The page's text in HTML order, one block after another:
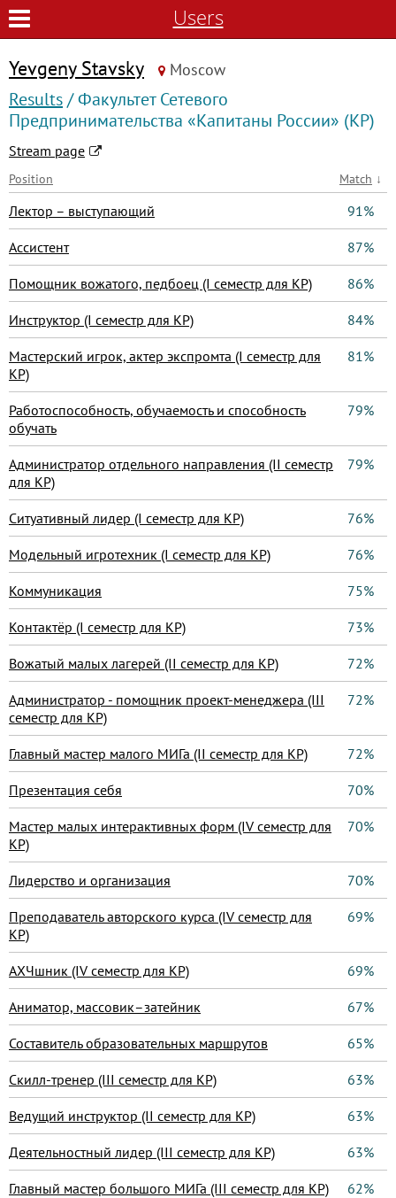
Users
Yevgeny Stavsky Moscow
Results/ Факультет Сетевого
Предпринимательства «Капитаны России» (КР)
Stream page
Position Match ↓
Лектор – выступающий 91%
Ассистент 87%
Помощник вожатого, педбоец (I семестр для КР) 86%
Инструктор (I семестр для КР) 84%
Мастерский игрок, актер экспромта (I семестр для
КР)
81%
Работоспособность, обучаемость и способность
обучать
79%
Администратор отдельного направления (II семестр
для КР)
79%
Ситуативный лидер (I семестр для КР) 76%
Модельный игротехник (I семестр для КР) 76%
Коммуникация 75%
Контактёр (I семестр для КР) 73%
Вожатый малых лагерей (II семестр для КР) 72%
Администратор - помощник проект-менеджера (III
семестр для КР)
72%
Главный мастер малого МИГа (II семестр для КР) 72%
Презентация себя 70%
Мастер малых интерактивных форм (IV семестр для
КР)
70%
Лидерство и организация 70%
Преподаватель авторского курса (IV семестр для
КР)
69%
АХЧшник (IV семестр для КР) 69%
Аниматор, массовик–затейник 67%
Составитель образовательных маршрутов 65%
Скилл-тренер (III семестр для КР) 63%
Ведущий инструктор (II семестр для КР) 63%
Деятельностный лидер (III семестр для КР) 63%
Главный мастер большого МИГа (III семестр для КР) 62%